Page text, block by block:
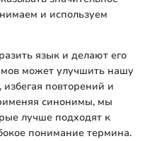
и используем
язык и делают его
может улучшить нашу
повторений и
синонимы, мы
лучше подходят к
понимание термина.